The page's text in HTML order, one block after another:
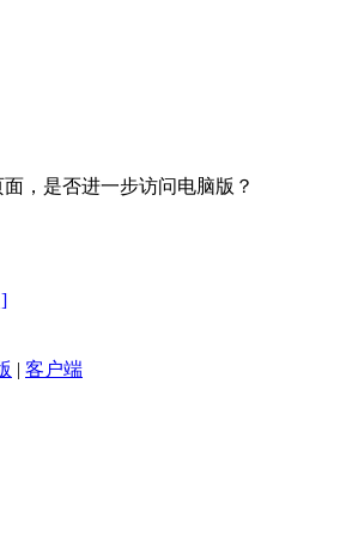
，是否进一步访问电脑版？
| 客户端